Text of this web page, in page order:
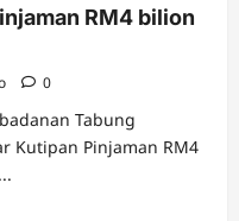
RM4 bilion
0
Tabung
Kutipan Pinjaman RM4